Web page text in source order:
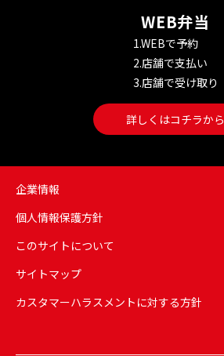
WEB弁当
1.WEBで予約
2.店舗で支払い
3.店舗で受け取り
詳しくはコチラから
企業情報
個人情報保護方針
このサイトについて
サイトマップ
カスタマーハラスメントに対する方針